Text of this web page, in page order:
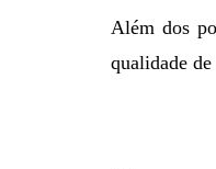
Além dos
qualidade